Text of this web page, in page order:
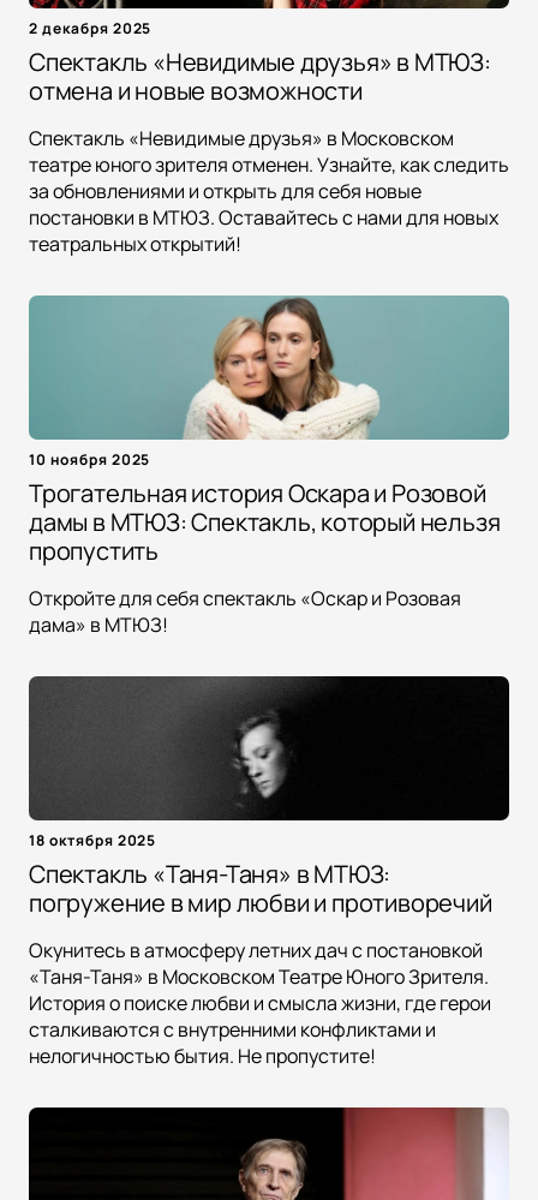
2 декабря 2025
Спектакль «Невидимые друзья» в МТЮЗ:
отмена и новые возможности
Спектакль «Невидимые друзья» в Московском
театре юного зрителя отменен. Узнайте, как следить
за обновлениями и открыть для себя новые
постановки в МТЮЗ. Оставайтесь с нами для новых
театральных открытий!
10 ноября 2025
Трогательная история Оскара и Розовой
дамы в МТЮЗ: Спектакль, который нельзя
пропустить
Откройте для себя спектакль «Оскар и Розовая
дама» в МТЮЗ!
18 октября 2025
Спектакль «Таня-Таня» в МТЮЗ:
погружение в мир любви и противоречий
Окунитесь в атмосферу летних дач с постановкой
«Таня-Таня» в Московском Театре Юного Зрителя.
История о поиске любви и смысла жизни, где герои
сталкиваются с внутренними конфликтами и
нелогичностью бытия. Не пропустите!